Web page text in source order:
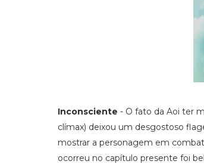
Inconsciente - O fato da Aoi ter
clímax) deixou um desgostoso
mostrar a personagem em
ocorreu no capítulo presente foi